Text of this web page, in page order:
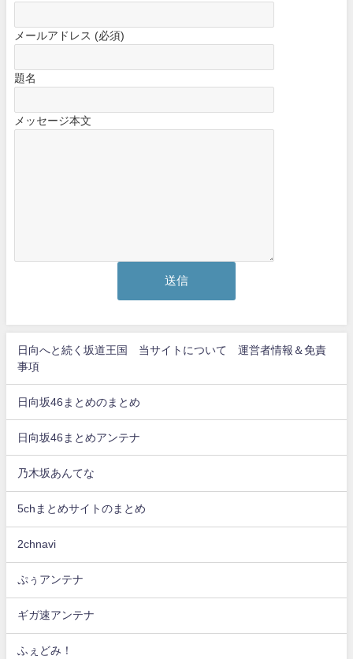
メールアドレス (必須)
題名
メッセージ本文
日向へと続く坂道王国 当サイトについて 運営者情報＆免責
事項
日向坂46まとめのまとめ
日向坂46まとめアンテナ
乃木坂あんてな
5chまとめサイトのまとめ
2chnavi
ぷぅアンテナ
ギガ速アンテナ
ふぇどみ！